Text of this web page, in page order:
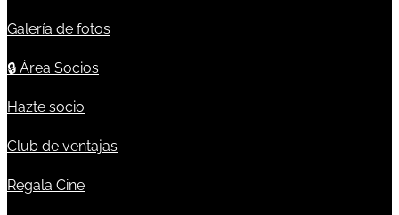
Galería de fotos
🔒 Área Socios
Hazte socio
Club de ventajas
Regala Cine